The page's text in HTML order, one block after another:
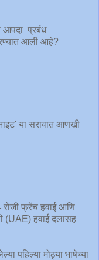
आपदा प्रबंध
आली आहे?
या सरावात आणखी
फ्रेंच हवाई आणि
(UAE) हवाई दलासह
पहिल्या मोठ्या भाषेच्या